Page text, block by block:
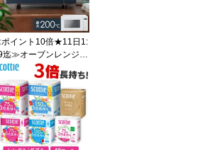
機 縦型洗濯機 部屋
まとめ洗い IAW-T4
送料無料
イント10倍★11日1:
迄≫オーブンレンジ
ラット 18L 電子レンジ
ラット アイリスオーヤ
フラットテーブル 一
暮らし おしゃれ オー
ン オーブン付き 簡単
作 コンパクト 小型 前
き 自動メニュー 11種